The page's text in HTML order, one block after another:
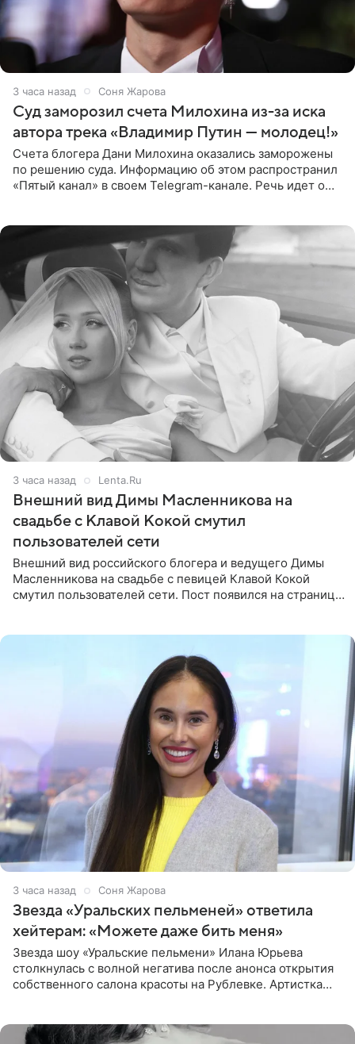
3 часа назад Соня Жарова
Суд заморозил счета Милохина из-за иска
автора трека «Владимир Путин — молодец!»
Счета блогера Дани Милохина оказались заморожены
по решению суда. Информацию об этом распространил
«Пятый канал» в своем Telegram-канале. Речь идет о
3 часа назад Lenta.Ru
Внешний вид Димы Масленникова на
свадьбе с Клавой Кокой смутил
пользователей сети
Внешний вид российского блогера и ведущего Димы
Масленникова на свадьбе с певицей Клавой Кокой
смутил пользователей сети. Пост появился на странице
3 часа назад Соня Жарова
Звезда «Уральских пельменей» ответила
хейтерам: «Можете даже бить меня»
Звезда шоу «Уральские пельмени» Илана Юрьева
столкнулась с волной негатива после анонса открытия
собственного салона красоты на Рублевке. Артистка